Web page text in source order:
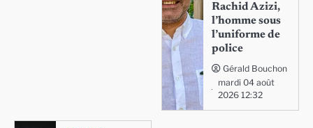
Rachid Azizi,
l’homme sous
l’uniforme de
police
Gérald Bouchon
mardi 04 août
2026 12:32